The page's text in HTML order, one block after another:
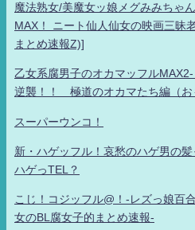
魔法熟女/美魔女ッ娘メグみみちゃ
MAX！ ニート仙人仙女の映画三昧
まとめ速報Z)]
乙女系腐男子のオカマッフル
逆襲！！ 極道のオカマたち編（お
スーパーウンコ！
新・ハゲッフル！哀愁のハゲ男の
ハゲっTEL？
こじ！コジッフル@！-レズっ娘百
女のBL腐女子的まとめ速報-